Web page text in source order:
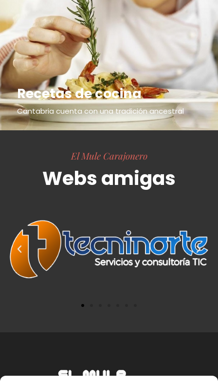
Recetas de cocina
Cantabria cuenta con una tradición ancestral
El Mule Carajonero
Webs amigas